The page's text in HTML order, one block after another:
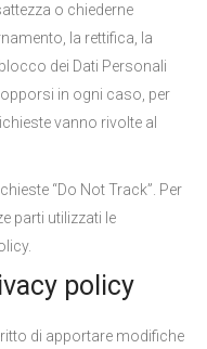
o chiederne
la rettifica, la
dei Dati Personali
in ogni caso, per
vanno rivolte al
“Do Not Track”. Per
parti utilizzati le
policy
di apportare modifiche